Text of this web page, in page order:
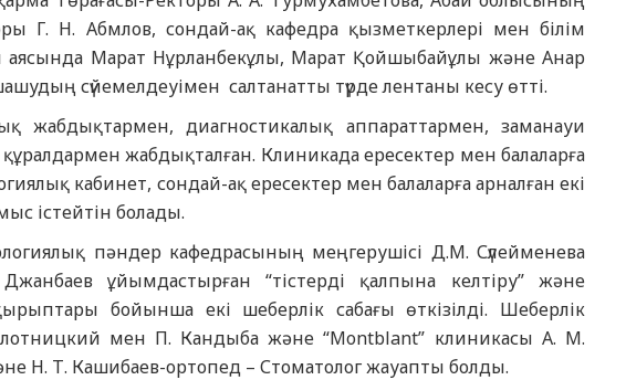
Г. Н. Абмлов, сондай-ақ кафедра қызметкерлері мен білім
аясында Марат Нұрланбекұлы, Марат Қойшыбайұлы және Анар
сүйемелдеуімен салтанатты түрде лентаны кесу өтті.
жабдықтармен, диагностикалық аппараттармен, заманауи
жабдықталған. Клиникада ересектер мен балаларға
кабинет, сондай-ақ ересектер мен балаларға арналған екі
істейтін болады.
пәндер кафедрасының меңгерушісі Д.М. Сүлейменева
ұйымдастырған “тістерді қалпына келтіру” және
бойынша екі шеберлік сабағы өткізілді. Шеберлік
мен П. Кандыба және “Montblant” клиникасы А. М.
Н. Т. Кашибаев-ортопед – Стоматолог жауапты болды.